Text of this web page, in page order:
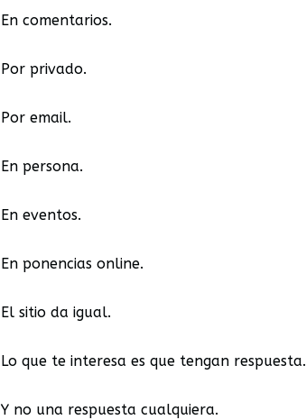
En comentarios.
Por privado.
Por email.
En persona.
En eventos.
En ponencias online.
El sitio da igual.
Lo que te interesa es que tengan respuesta.
Y no una respuesta cualquiera.